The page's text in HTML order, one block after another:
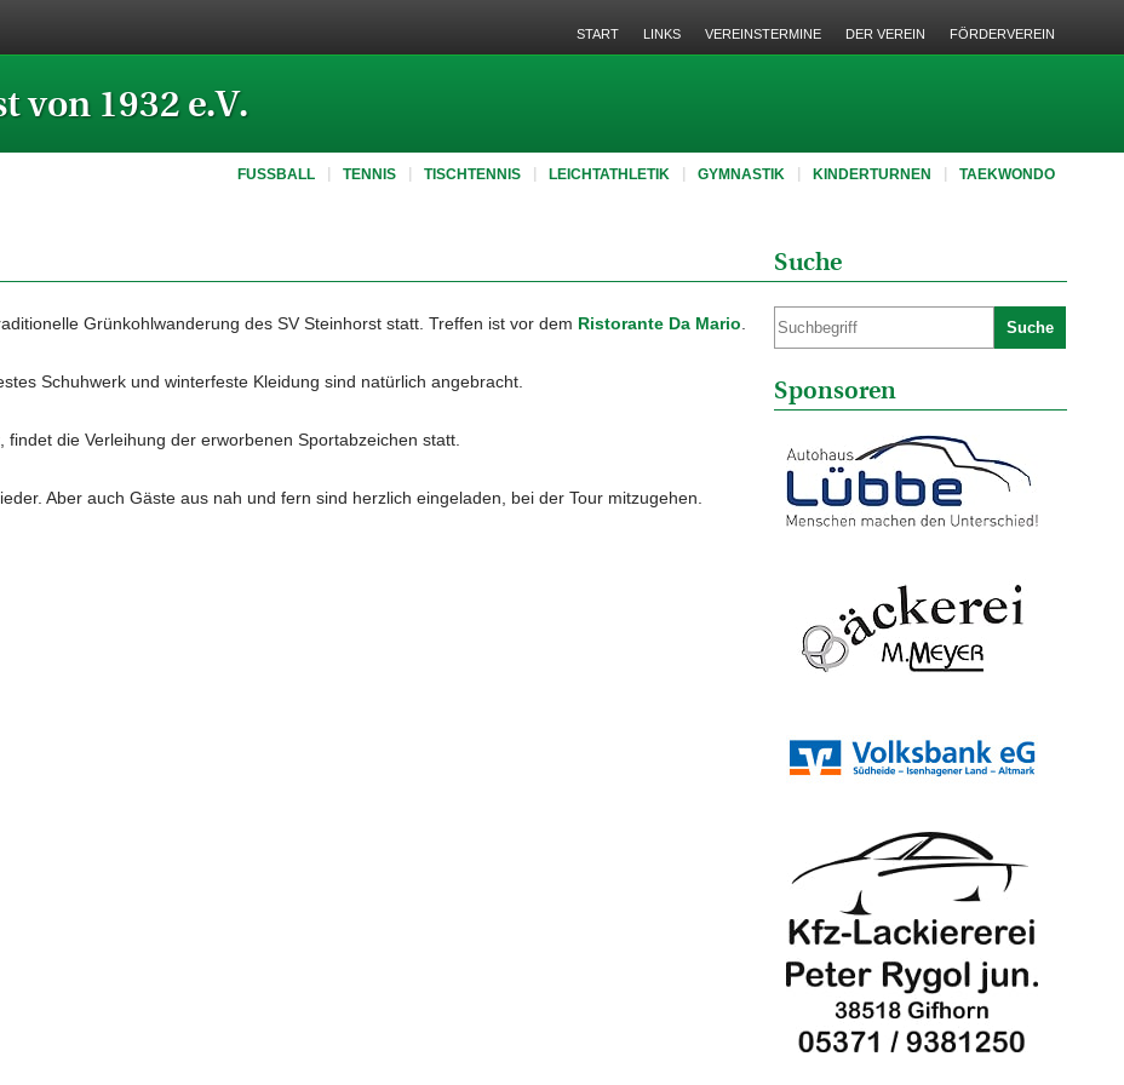
von 1932 e.V.
FUSSBALL TENNIS TISCHTENNIS LEICHTATHLETIK GYMNASTIK KINDERTURNEN TAEKWONDO
START LINKS VEREINSTERMINE DER VEREIN FÖRDERVEREIN
Grünkohlwanderung des SV Steinhorst statt. Treffen ist vor dem Ristorante Da Mario
Schuhwerk und winterfeste Kleidung sind natürlich angebracht.
die Verleihung der erworbenen Sportabzeichen statt.
Aber auch Gäste aus nah und fern sind herzlich eingeladen, bei der Tour mitzugehen.
Suche
Suche
Sponsoren